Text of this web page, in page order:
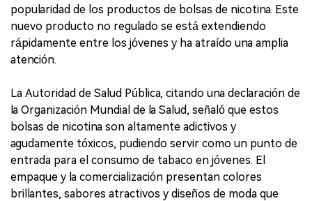
popularidad de los productos de bolsas de nicotina. Este
nuevo producto no regulado se está extendiendo
rápidamente entre los jóvenes y ha atraído una amplia
atención.
La Autoridad de Salud Pública, citando una declaración de
la Organización Mundial de la Salud, señaló que estos
bolsas de nicotina son altamente adictivos y
agudamente tóxicos, pudiendo servir como un punto de
entrada para el consumo de tabaco en jóvenes. El
empaque y la comercialización presentan colores
brillantes, sabores atractivos y diseños de moda que